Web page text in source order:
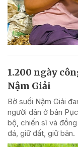
1.200 ngày
Nậm Giải
Bờ suối Nậm Giải
người dân ở bản
bộ, chiến sĩ và
đá, giữ đất, giữ bản.